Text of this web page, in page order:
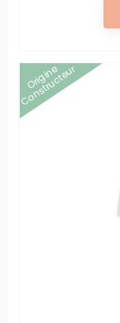
Origine
Constructeur